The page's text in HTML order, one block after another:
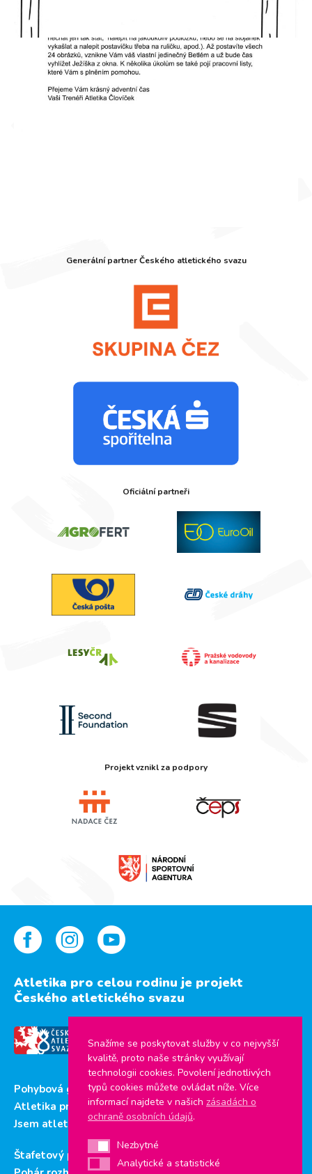
Generální partner Českého atletického svazu
Oficiální partneři
Projekt vznikl za podpory
Atletika pro celou rodinu je projekt
Českého atletického svazu
Pohybová gramotnost
Atletika pro děti
Jsem atlet
Štafetový pohár
Snažíme se poskytovat služby v co nejvyšší
kvalitě, proto naše stránky využívají
technologii cookies. Povolení jednotlivých
typů cookies můžete ovládat níže. Více
informací najdete v našich zásadách o
ochraně osobních údajů.
NezbytnéNezbytné
Analytické a statistické
Analytické a statistické